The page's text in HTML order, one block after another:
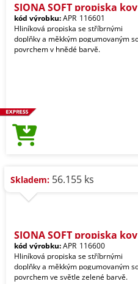
SIONA SOFT propiska kov
kód výrobku:APR_116601
Hliníková propiska se stříbrnými
doplňky a měkkým pogumovaným
povrchem v hnědé barvě.
Skladem: 56.155 ks
SIONA SOFT propiska kov
kód výrobku:APR_116600
Hliníková propiska se stříbrnými
doplňky a měkkým pogumovaným
povrchem ve světle zelené barvě.